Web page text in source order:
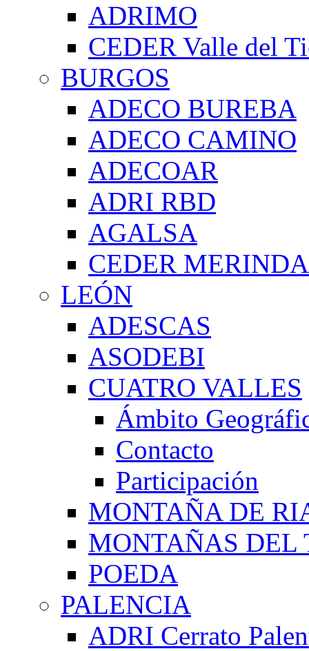
ADRIMO
CEDER Valle del
BURGOS
ADECO BUREBA
ADECO CAMINO
ADECOAR
ADRI RBD
AGALSA
CEDER
LEÓN
ADESCAS
ASODEBI
CUATRO VALLES
Ámbito
Contacto
Participación
MONTAÑA DE
MONTAÑAS DEL
POEDA
PALENCIA
ADRI Cerrato